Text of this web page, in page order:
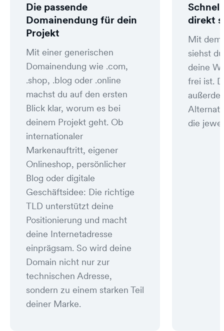
Die passende
Domainendung für dein
Projekt
Mit einer generischen
Domainendung wie .com,
.shop, .blog oder .online
machst du auf den ersten
Blick klar, worum es bei
deinem Projekt geht. Ob
internationaler
Markenauftritt, eigener
Onlineshop, persönlicher
Blog oder digitale
Geschäftsidee: Die richtige
TLD unterstützt deine
Positionierung und macht
deine Internetadresse
einprägsam. So wird deine
Domain nicht nur zur
technischen Adresse,
sondern zu einem starken Teil
deiner Marke.
direkt
Mit dem
siehst
deine
frei ist.
die